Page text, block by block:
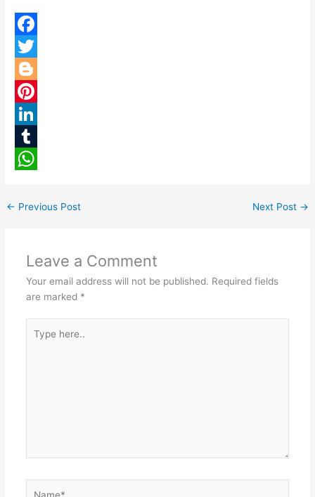
F
a
c
e
o
k
T
w
t
B
g
e
P
n
ek
T
m
h
← Previous Post Next Post →
Leave a Comment
Your email address will not be published. Required fields
are marked *
here..